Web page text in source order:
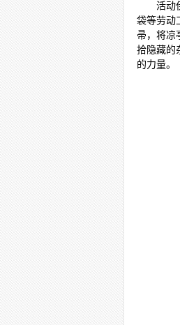
活动
袋等劳动
帚，将凉
拾隐藏的
的力量。